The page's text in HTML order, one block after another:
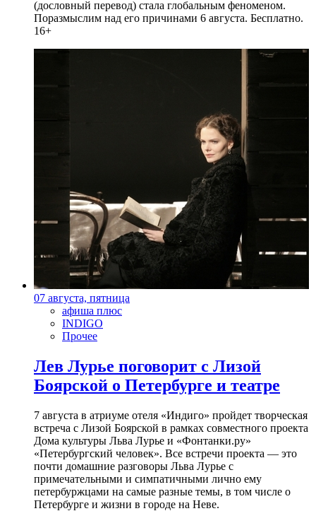
(дословный перевод) стала глобальным феноменом.
Поразмыслим над его причинами 6 августа. Бесплатно.
16+
07 августа, пятница
афиша плюс
INDIGO
Прочее
Лев Лурье поговорит с Лизой
Боярской о Петербурге и театре
7 августа в атриуме отеля «Индиго» пройдет творческая
встреча с Лизой Боярской в рамках совместного проекта
Дома культуры Льва Лурье и «Фонтанки.ру»
«Петербургский человек». Все встречи проекта — это
почти домашние разговоры Льва Лурье с
примечательными и симпатичными лично ему
петербуржцами на самые разные темы, в том числе о
Петербурге и жизни в городе на Неве.